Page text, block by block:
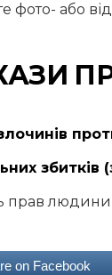
фото- або
людини
on Facebook